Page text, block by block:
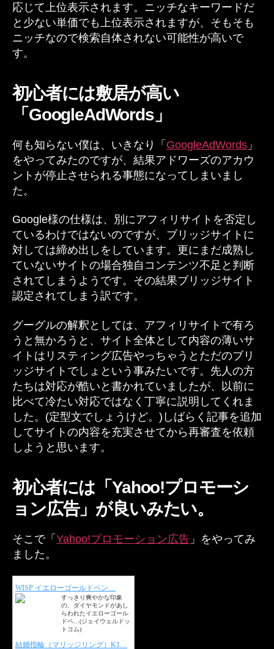
応じて上位表示されます。ニッチなキーワードだ
と少ない単価でも上位表示されますが、そもそも
ニッチなので検索自体されない可能性が高いで
す。
初心者には敷居が高い
「GoogleAdWords」
何も知らない僕は、いきなり「 GoogleAdWords 」
をやってみたのですが、結果アドワーズのアカウ
ントが停止させられる事態になってしまいまし
た。
Google様の仕様は、別にアフィリサイトを否定し
ているわけではないのですが、ブリッジサイトに
対しては締め出しをしています。更にまだ成熟し
ていないサイトの場合独自コンテンツ不足と判断
されてしまうようです。その結果ブリッジサイト
認定されてしまう訳です。
グーグルの解釈としては、アフィリサイトで有ろ
うと無かろうと、サイト全体として内容の薄いサ
イトはリスティング広告やっちゃうとただのブリ
ッジサイトでしょという事みたいです。先人の方
たちは対応が酷いと書かれていましたが、以前に
比べて冷たい対応ではなく丁寧に説明してくれま
した。(定型文でしょうけど。)しばらく記事を追加
してサイトの内容を充実させてから再審査を依頼
しようと思います。
初心者には「Yahoo!プロモーシ
ョン広告」が良いみたい。
そこで「 Yahoo!プロモーション広告 」をやってみ
ました。